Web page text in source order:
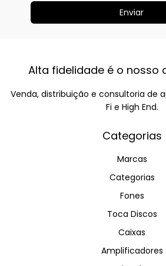
Alta fidelidade é o nosso
Venda, distribuição e consultoria de
Fi e High End.
Categorias
Marcas
Categorias
Fones
Toca Discos
Caixas
Amplificadores